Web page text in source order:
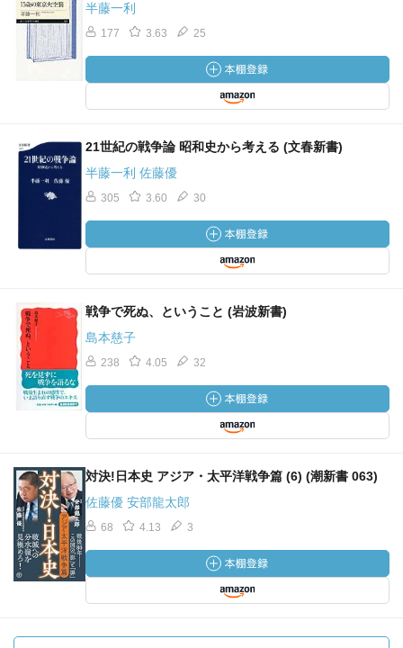
半藤一利
177 3.63 25
21世紀の戦争論 昭和史から考える (文春新書)
半藤一利 佐藤優
305 3.60 30
戦争で死ぬ、ということ (岩波新書)
島本慈子
238 4.05 32
対決!日本史 アジア・太平洋戦争篇 (6) (潮新書 063)
佐藤優 安部龍太郎
68 4.13 3